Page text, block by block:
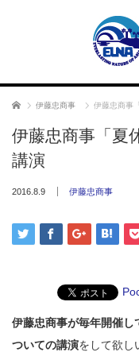
ホーム 伊藤忠商事 伊藤忠商事
伊藤忠商事「夏
講演
2016.8.9 伊藤忠商事
伊藤忠商事が毎年開催し
ついての講演をして欲し